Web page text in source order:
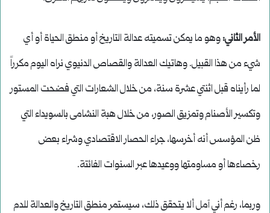
الأمر الثاني:وهو ما يمكن تسميته عدالة التاريخ أو منطق الحياة أو أي
شيء من هذا القبيل. وهاتيك العدالة والقصاص الدنيوي نراه اليوم مكرراً
لما رأيناه قبل اثنتي عشرة سنة، من خلال الشعارات التي فضحت المستور
وتكسير الأصنام وتمزيق الصور، من خلال هبة النشامى بالسويداء التي
ظن المؤسس أنه أخرسها، جراء الحصار الاقتصادي وشراء بعض
رخصاءها أو مساومتها ووعيدها عبر السنوات الفائتة.
وربما، رغم أني آمل ألا يتحقق ذلك، سيستمر منطق التاريخ والعدالة للدم